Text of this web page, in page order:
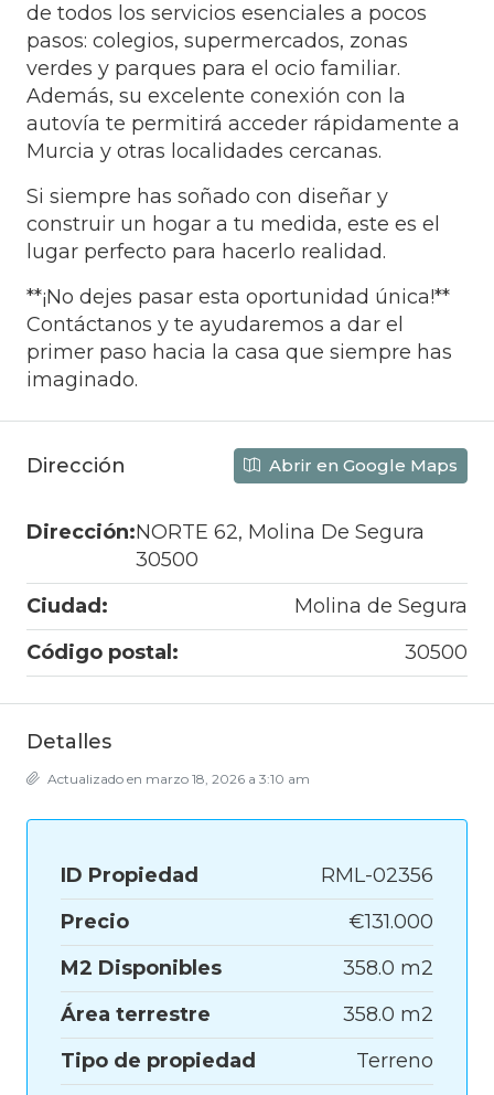
de todos los servicios esenciales a pocos
pasos: colegios, supermercados, zonas
verdes y parques para el ocio familiar.
Además, su excelente conexión con la
autovía te permitirá acceder rápidamente a
Murcia y otras localidades cercanas.
Si siempre has soñado con diseñar y
construir un hogar a tu medida, este es el
lugar perfecto para hacerlo realidad.
**¡No dejes pasar esta oportunidad única!**
Contáctanos y te ayudaremos a dar el
primer paso hacia la casa que siempre has
imaginado.
Dirección Abrir en Google Maps
Dirección:NORTE 62, Molina De Segura
30500
Ciudad:
Molina de Segura
Código postal:
30500
Detalles
Actualizado en marzo 18, 2026 a 3:10 am
ID Propiedad
RML-02356
Precio
€131.000
M2 Disponibles
358.0 m2
Área terrestre
358.0 m2
Tipo de propiedad
Terreno